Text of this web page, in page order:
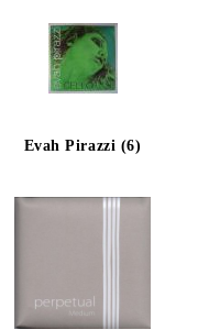
Evah Pirazzi (6)